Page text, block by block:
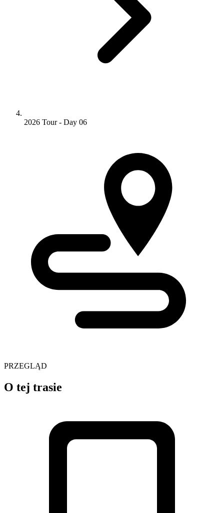
2026 Tour - Day 06
PRZEGLĄD
O tej trasie